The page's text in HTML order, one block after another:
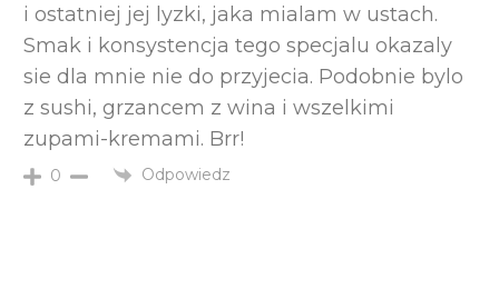
i ostatniej jej lyzki, jaka mialam w ustach.
Smak i konsystencja tego specjalu okazaly
sie dla mnie nie do przyjecia. Podobnie bylo
z sushi, grzancem z wina i wszelkimi
zupami-kremami. Brr!
0 Odpowiedz